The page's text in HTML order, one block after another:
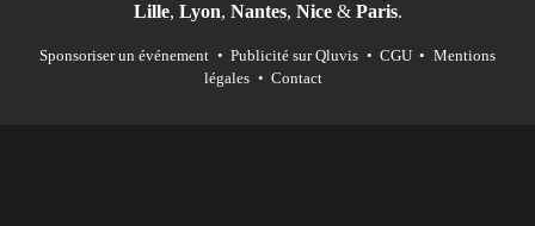
Lille, Lyon, Nantes, Nice& Paris.
Sponsoriser un événement • Publicité sur Qluvis • CGU • Mentions
légales • Contact